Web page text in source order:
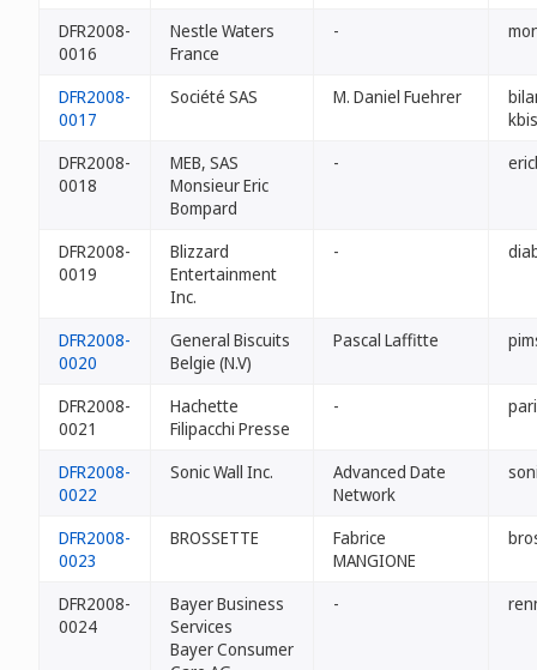
DFR2008-
0016
Nestle Waters
France
-
DFR2008-
0017
Société SAS M. Daniel Fuehrer
DFR2008-
0018
MEB, SAS
Monsieur Eric
Bompard
-
DFR2008-
0019
Blizzard
Entertainment
Inc.
-
DFR2008-
0020
General Biscuits
Belgie (N.V)
Pascal Laffitte
DFR2008-
0021
Hachette
Filipacchi Presse
-
DFR2008-
0022
Sonic Wall Inc.
Advanced Date
Network
DFR2008-
0023
BROSSETTE
Fabrice
MANGIONE
DFR2008-
0024
Bayer Business
Services
Bayer Consumer
-